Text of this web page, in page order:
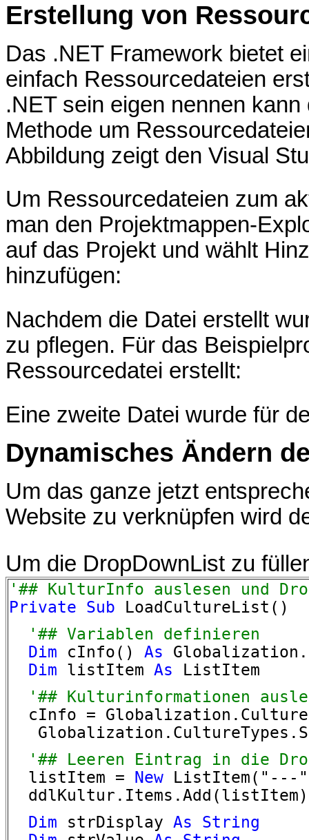
Erstellung von
Das .NET Framework bietet
einfach Ressourcedateien
.NET sein eigen nennen
Methode um
Abbildung zeigt den Visual
Um Ressourcedateien zum
man den Projektmappen-
auf das Projekt und wählt
hinzufügen:
Nachdem die Datei erstellt
zu pflegen. Für das
Ressourcedatei erstellt:
Eine zweite Datei wurde für
Dynamisches Ändern
Um das ganze jetzt
Website zu verknüpfen wird
Um die DropDownList zu
'## KulturInfo auslesen und
Private
Sub LoadCultureList()
'## Variablen definieren
Dim cInfo() As
Dim listItem As ListItem
'## Kulturinformationen
cInfo =
'## Leeren Eintrag in die
listItem = New ListItem("---
ddlKultur.Items.Add(listItem)
Dim strDisplay As
String